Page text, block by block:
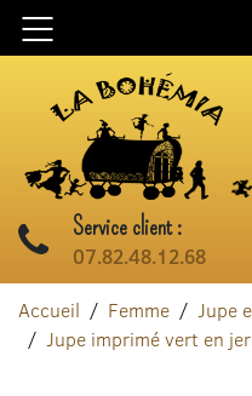
Aller au contenu
Service client :
07.82.48.12.68
Accueil Femme
Jupe
Jupe imprimé vert en